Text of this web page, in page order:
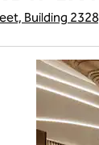
Building